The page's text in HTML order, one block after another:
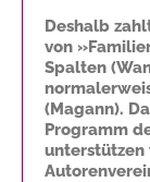
Deshalb
von
Spalten
(Magann).
Programm
unterstützen